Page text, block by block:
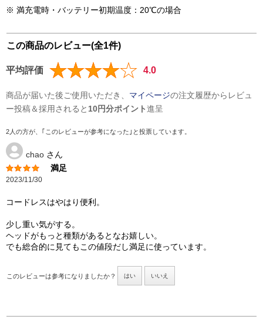
※ 満充電時・バッテリー初期温度：20℃の場合
この商品のレビュー(全1件)
平均評価 4.0
商品が届いた後ご使用いただき、 マイページの注文履歴からレビュ
ー投稿＆採用されると 10円分ポイント進呈
2人の方が、｢このレビューが参考になった｣と投票しています。
chao さん
満足
2023/11/30
コードレスはやはり便利。
少し重い気がする。
ヘッドがもっと種類があるとなお嬉しい。
でも総合的に見てもこの値段だし満足に使っています。
このレビューは参考になりましたか？ はい いいえ